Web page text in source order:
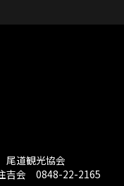
尾道観光協会
吉会 0848-22-2165